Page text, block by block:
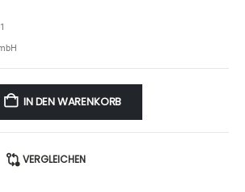
IN DEN WARENKORB
VERGLEICHEN